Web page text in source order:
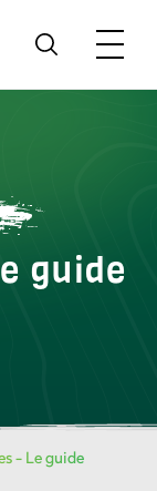
guide
- Le guide